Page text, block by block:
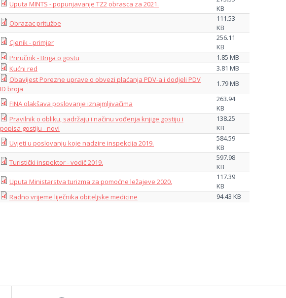
Uputa MINTS - popunjavanje TZ2 obrasca za 2021.
KB
Obrazac pritužbe
111.53
KB
Cjenik - primjer
256.11
KB
Priručnik - Briga o gostu
1.85 MB
Kućni red
3.81 MB
Obavijest Porezne uprave o obvezi plaćanja PDV-a i dodjeli PDV
ID broja
1.79 MB
FINA olakšava poslovanje iznajmljivačima
263.94
KB
Pravilnik o obliku, sadržaju i načinu vođenja knjige gostiju i
popisa gostiju - novi
138.25
KB
Uvjeti u poslovanju koje nadzire inspekcija 2019.
584.59
KB
Turistički inspektor - vodič 2019.
597.98
KB
Uputa Ministarstva turizma za pomoćne ležajeve 2020.
117.39
KB
Radno vrijeme liječnika obiteljske medicine
94.43 KB